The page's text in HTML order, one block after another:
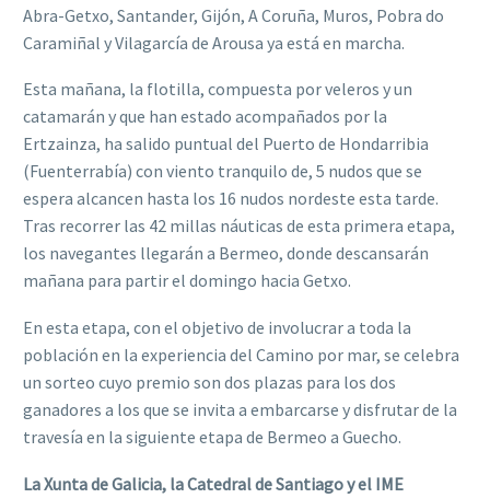
Abra-Getxo, Santander, Gijón, A Coruña, Muros, Pobra do
Caramiñal y Vilagarcía de Arousa ya está en marcha.
Esta mañana, la flotilla, compuesta por veleros y un
catamarán y que han estado acompañados por la
Ertzainza, ha salido puntual del Puerto de Hondarribia
(Fuenterrabía) con viento tranquilo de, 5 nudos que se
espera alcancen hasta los 16 nudos nordeste esta tarde.
Tras recorrer las 42 millas náuticas de esta primera etapa,
los navegantes llegarán a Bermeo, donde descansarán
mañana para partir el domingo hacia Getxo.
En esta etapa, con el objetivo de involucrar a toda la
población en la experiencia del Camino por mar, se celebra
un sorteo cuyo premio son dos plazas para los dos
ganadores a los que se invita a embarcarse y disfrutar de la
travesía en la siguiente etapa de Bermeo a Guecho.
La Xunta de Galicia, la Catedral de Santiago y el IME